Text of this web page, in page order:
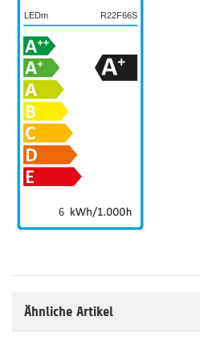
R22F66S
LEDm
6
Ähnliche Artikel